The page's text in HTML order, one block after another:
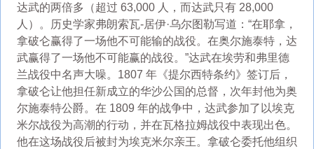
达武的两倍多（超过 63,000 人，而达武只有 28,000
人）。历史学家弗朗索瓦-居伊·乌尔图勒写道：“在耶拿，
拿破仑赢得了一场他不可能输的战役。在奥尔施泰特，达
武赢得了一场他不可能赢的战役。”达武在埃劳和弗里德
兰战役中名声大噪。1807 年《提尔西特条约》签订后，
拿破仑让他担任新成立的华沙公国的总督，次年封他为奥
尔施泰特公爵。在 1809 年的战争中，达武参加了以埃克
米尔战役为高潮的行动，并在瓦格拉姆战役中表现出色。
他在这场战役后被封为埃克米尔亲王。拿破仑委托他组织